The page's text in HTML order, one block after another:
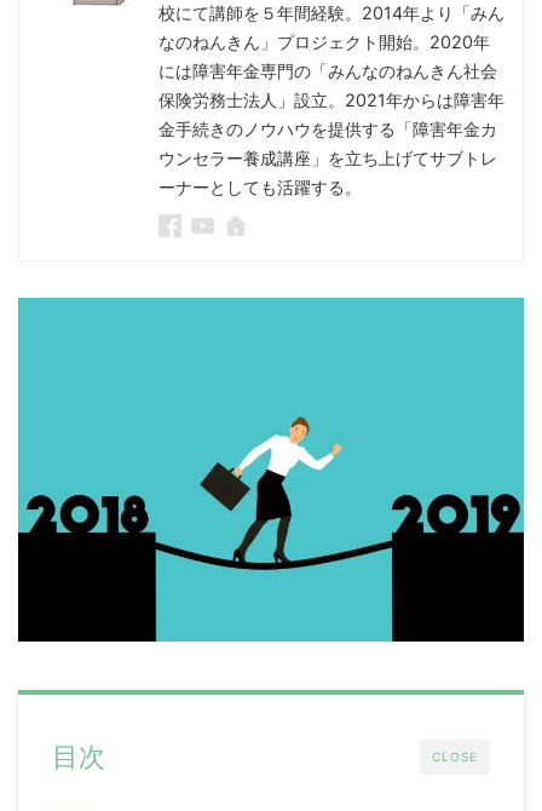
校にて講師を５年間経験。2014年より「みん
なのねんきん」プロジェクト開始。2020年
には障害年金専門の「みんなのねんきん社会
保険労務士法人」設立。2021年からは障害年
金手続きのノウハウを提供する「障害年金カ
ウンセラー養成講座」を立ち上げてサブトレ
ーナーとしても活躍する。
CLOSE
目次